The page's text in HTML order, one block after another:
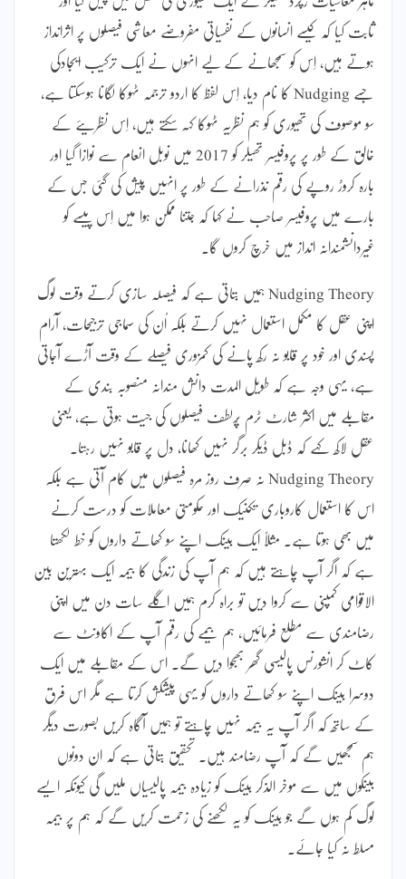
ثابت کیا کہ کیسے انسانوں کے نفسیاتی مفروضے معاشی فیصلوں پر اثرانداز
ہوتے ہیں، اِس کو سمجھانے کے لیے انہوں نے ایک ترکیب ایجادکی
جسے Nudging کا نام دیا، اِس لفظ کا اردو ترجمہ ٹہوکا لگانا ہوسکتا ہے،
سو موصوف کی تھیوری کو ہم نظریہ ٹہوکا کہہ سکتے ہیں، اِس نظریئے کے
خالق کے طور پر پروفیسر تھیلر کو 2017 میں نوبل انعام سے نوازا گیا اور
بارہ کروڑ روپے کی رقم نذرانے کے طور پر انہیں پیش کی گئی جس کے
بارے میں پروفیسر صاحب نے کہا کہ جتنا ممکن ہوا میں اِس پیسے کو
غیردانشمندانہ انداز میں خرچ کروں گا۔
Nudging Theory ہمیں بتاتی ہے کہ فیصلہ سازی کرتے وقت لوگ
اپنی عقل کا مکمل استعمال نہیں کرتے بلکہ اُن کی سماجی ترجیحات، آرام
پسندی اور خود پر قابو نہ رکھ پانے کی کمزوری فیصلے کے وقت آڑے آجاتی
ہے، یہی وجہ ہے کہ طویل المدت دانش مندانہ منصوبہ بندی کے
مقابلے میں اکثر شارٹ ٹرم پُرلطف فیصلوں کی جیت ہوتی ہے، یعنی
عقل لاکھ کہے کہ ڈبل ڈیکر برگر نہیں کھانا، دل پر قابو نہیں رہتا۔
Nudging Theory نہ صرف روز مرہ فیصلوں میں کام آتی ہے بلکہ
اس کا استعمال کاروباری تکنیک اور حکومتی معاملات کو درست کرنے
میں بھی ہوتا ہے۔ مثلاً ایک بینک اپنے سو کھاتے داروں کو خط لکھتا
ہے کہ اگر آپ چاہتے ہیں کہ ہم آپ کی زندگی کا بیمہ ایک بہترین بین
الاقوامی کمپنی سے کروا دیں تو براہ کرم ہمیں اگلے سات دن میں اپنی
رضامندی سے مطلع فرمائیں، ہم بیمے کی رقم آپ کے اکاونٹ سے
کاٹ کر انشورنس پالیسی گھر بھجوا دیں گے۔ اس کے مقابلے میں ایک
دوسرا بینک اپنے سو کھاتے داروں کو یہی پیشکش کرتا ہے مگر اس فرق
کے ساتھ کہ اگر آپ یہ بیمہ نہیں چاہتے تو ہمیں آگاہ کریں بصورت دیگر
ہم سمجھیں گے کہ آپ رضامند ہیں۔ تحقیق بتاتی ہے کہ ان دونوں
بینکوں میں سے موخر الذکر بینک کو زیادہ بیمہ پالیسیاں ملیں گی کیونکہ ایسے
لوگ کم ہوں گے جو بینک کو یہ لکھنے کی زحمت کریں گے کہ ہم پر بیمہ
مسلط نہ کیا جائے۔